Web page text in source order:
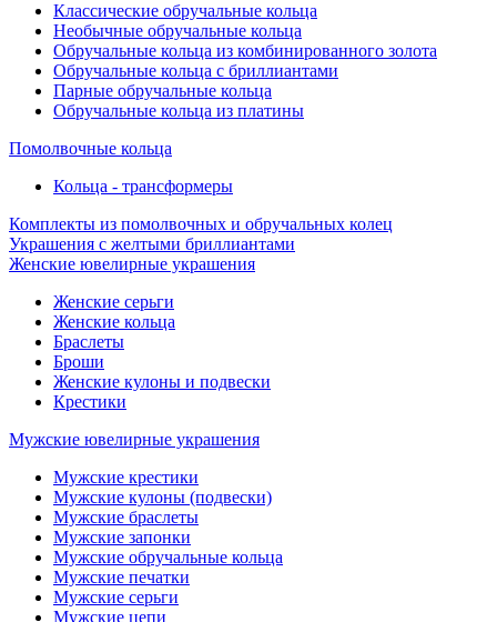
Классические обручальные кольца
Необычные обручальные кольца
Обручальные кольца из комбинированного золота
Обручальные кольца с бриллиантами
Парные обручальные кольца
Обручальные кольца из платины
Помолвочные кольца
Кольца - трансформеры
Комплекты из помолвочных и обручальных колец
Украшения с желтыми бриллиантами
Женские ювелирные украшения
Женские серьги
Женские кольца
Браслеты
Броши
Женские кулоны и подвески
Крестики
Мужские ювелирные украшения
Мужские крестики
Мужские кулоны (подвески)
Мужские браслеты
Мужские запонки
Мужские обручальные кольца
Мужские печатки
Мужские серьги
Мужские цепи